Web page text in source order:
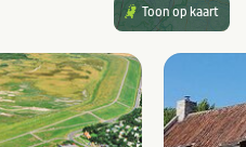
Toon op kaart